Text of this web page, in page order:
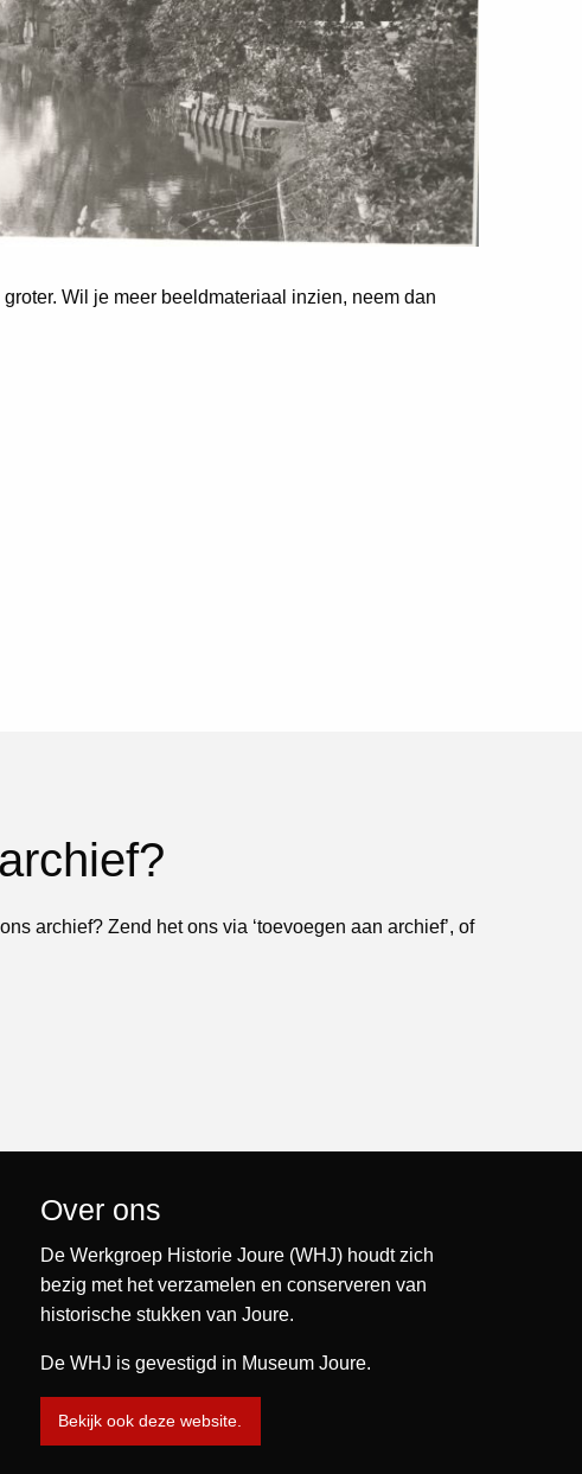
Wil je meer beeldmateriaal inzien, neem dan
archief? Zend het ons via ‘toevoegen aan archief’, of
Over ons
De Werkgroep Historie Joure (WHJ) houdt zich
bezig met het verzamelen en conserveren van
historische stukken van Joure.
De WHJ is gevestigd in Museum Joure.
Bekijk ook deze website.